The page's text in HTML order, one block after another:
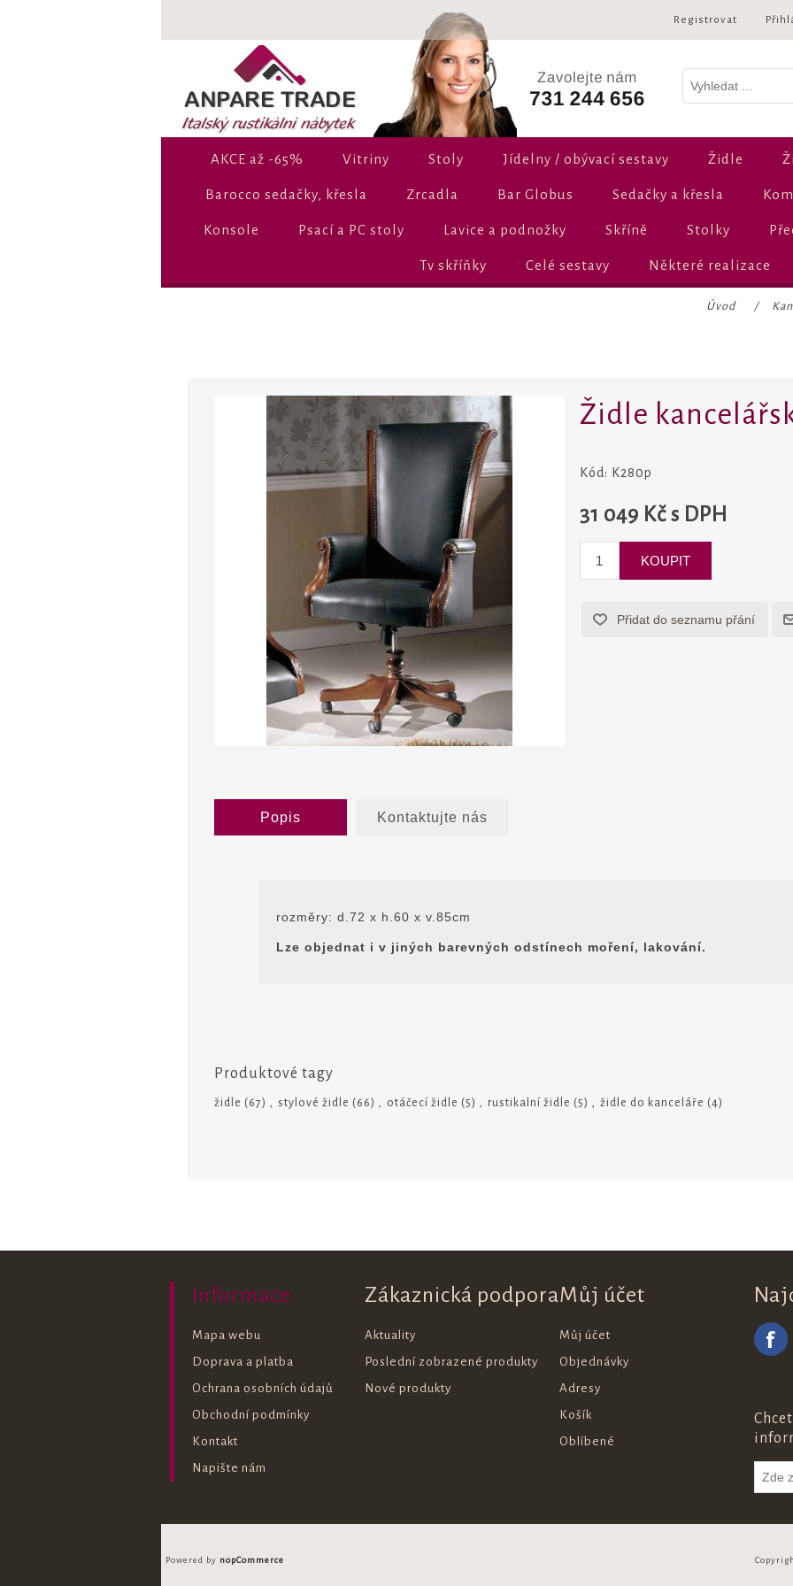
Registrovat
AKCE až -65% Vitriny Stoly Jídelny / obývací sestavy Židle
Barocco sedačky, křesla Zrcadla Bar Globus Sedačky a křesla
Konsole Psací a PC stoly Lavice a podnožky Skříně Stolky
Tv skříňky Celé sestavy Některé realizace
Úvod /
Židle
Kód: K280p
31 049 Kč s DPH
Popis Kontaktujte nás
rozmĕry: d.72 x h.60 x v.85cm
Lze objednat i v jiných barevných odstínech moření, lakování.
Produktové tagy
židle (67) stylové židle (66) otáčecí židle (5) rustikalní židle (5) židle do kanceláře (4)
Informace
Mapa webu
Doprava a platba
Ochrana osobních údajů
Obchodní podmínky
Kontakt
Napište nám
Zákaznická podpora
Aktuality
Poslední zobrazené produkty
Nové produkty
Můj účet
Můj účet
Objednávky
Adresy
Košík
Oblíbené
Powered by nopCommerce